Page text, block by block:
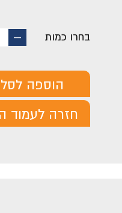
בחרו כמות
החסר
הוספה לסל
חזרה לעמוד